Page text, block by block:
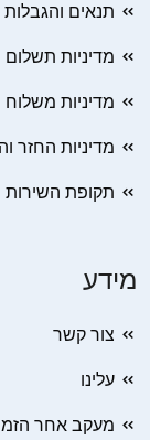
תנאים
מדיניות תשלום
מדיניות משלוח
מדיניות החזר
תקופת השירות
מידע
צור קשר
עלינו
מעקב אחר